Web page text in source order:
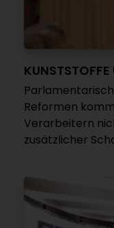
Reformen
Verarbeitern
zusätzlicher